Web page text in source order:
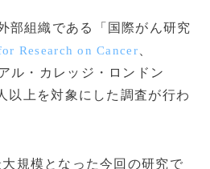
部組織である「国際がん研究
Research on Cancer
ル・カレッジ・ロンドン
以上を対象にした調査が行わ
規模となった今回の研究で